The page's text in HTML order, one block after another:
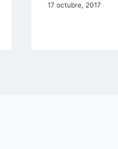
17 octubre, 2017